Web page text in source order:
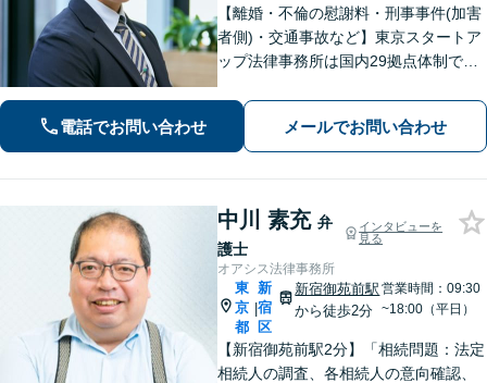
【離婚・不倫の慰謝料・刑事事件(加害
者側)・交通事故など】東京スタートア
ップ法律事務所は国内29拠点体制で全
対応(法律相談は完全予約制)】各分野で
専門性の高い弁護士が寄り添い解決を
サポートします。
電話でお問い合わせ メールでお問い合わせ
中川 素充 弁
護士
インタビューを
見る
オアシス法律事務所
東
京
都
|
新
宿
区
新宿御苑前駅
から徒歩2分
営業時間：09:30
~18:00（平日）
【新宿御苑前駅2分】「相続問題：法定
相続人の調査、各相続人の意向確認、